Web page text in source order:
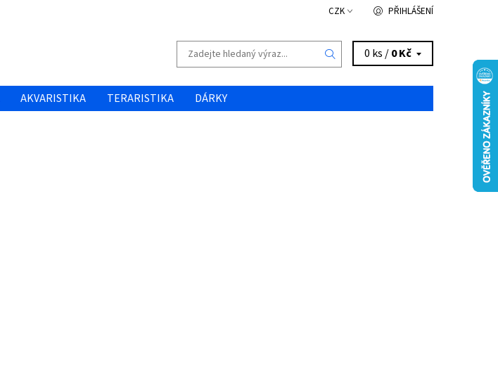
CZK PŘIHLÁŠENÍ
0 ks /0 Kč
AKVARISTIKA TERARISTIKA
DÁRKY